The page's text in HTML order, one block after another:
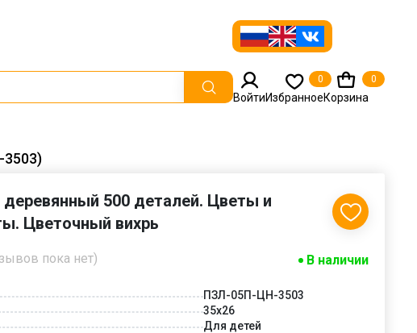
ВойтиИзбранное
0
Корзина
0
500 деталей. Цветы и
Цветочный вихрь
пока нет) В наличии
ПЗЛ-05П-ЦН-3503
35х26
Для детей